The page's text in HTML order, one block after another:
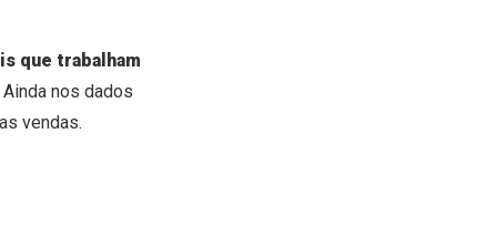
que trabalham
nos dados
vendas.